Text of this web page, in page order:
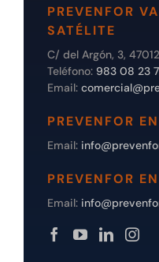
PREVENFOR
SATÉLITE
C/ del Argón, 3,
Teléfono: 983 08 23
Email:
PREVENFOR
Email:
PREVENFOR
Email: